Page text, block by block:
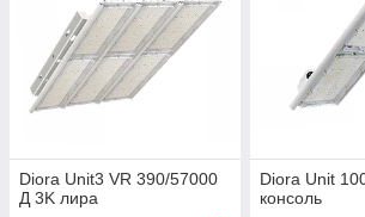
Diora Unit3 VR 390/57000
Д 3K лира
Diora Unit
консоль